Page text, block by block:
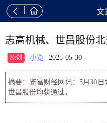
  文
志高机械、世昌股份
原创 小览 2025-05-30
摘要：览富财经网讯：5月30日
世昌股份均获通过。